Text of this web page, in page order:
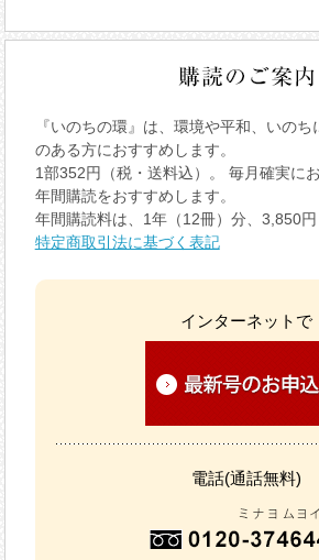
『いのちの環』は、環境や平和、いの
のある方におすすめします。
1部352円（税・送料込）。 毎月確実に
年間購読をおすすめします。
年間購読料は、1年（12冊）分、3,850円
特定商取引法に基づく表記
インターネットで
電話(通話無料)